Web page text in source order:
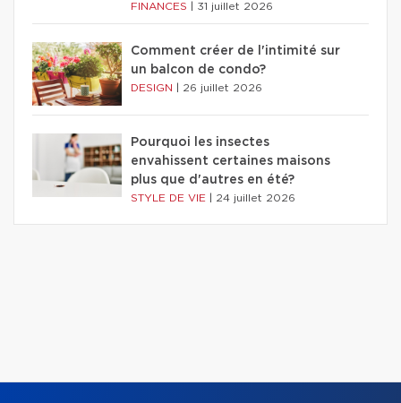
FINANCES 31 juillet 2026
Comment créer de l'intimité sur
un balcon de condo?
DESIGN 26 juillet 2026
Pourquoi les insectes
envahissent certaines maisons
plus que d'autres en été?
STYLE DE VIE 24 juillet 2026